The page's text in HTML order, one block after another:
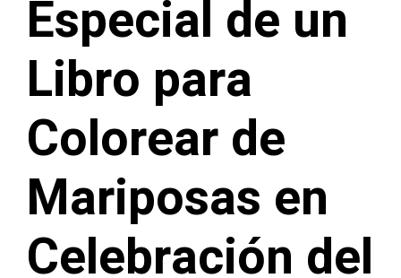
Especial de un
Libro para
Colorear de
Mariposas en
Celebración del